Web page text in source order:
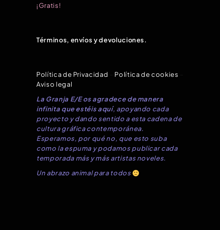
¡Gratis!
Términos, envíos y devoluciones.
Política de Privacidad Política de cookies
Aviso legal
La Granja E/E os agradece de manera
infinita que estéis aquí, apoyando cada
proyecto y dando sentido a esta cadena de
cultura gráfica contemporánea.
Esperamos, por qué no, que esto suba
como la espuma y podamos publicar cada
temporada más y más artistas noveles.
Un abrazo animal para todos